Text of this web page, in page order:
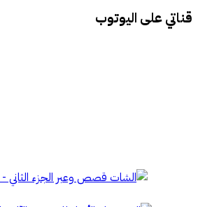
قناتي على اليوتوب